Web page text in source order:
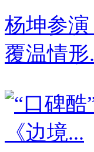
杨坤参
覆温情形